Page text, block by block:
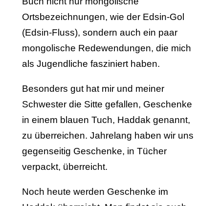
Ortsbezeichnungen, wie der Edsin-Gol
(Edsin-Fluss), sondern auch ein paar
mongolische Redewendungen, die mich
als Jugendliche fasziniert haben.
Besonders gut hat mir und meiner
Schwester die Sitte gefallen, Geschenke
in einem blauen Tuch, Haddak genannt,
zu überreichen. Jahrelang haben wir uns
gegenseitig Geschenke, in Tücher
verpackt, überreicht.
Noch heute werden Geschenke im